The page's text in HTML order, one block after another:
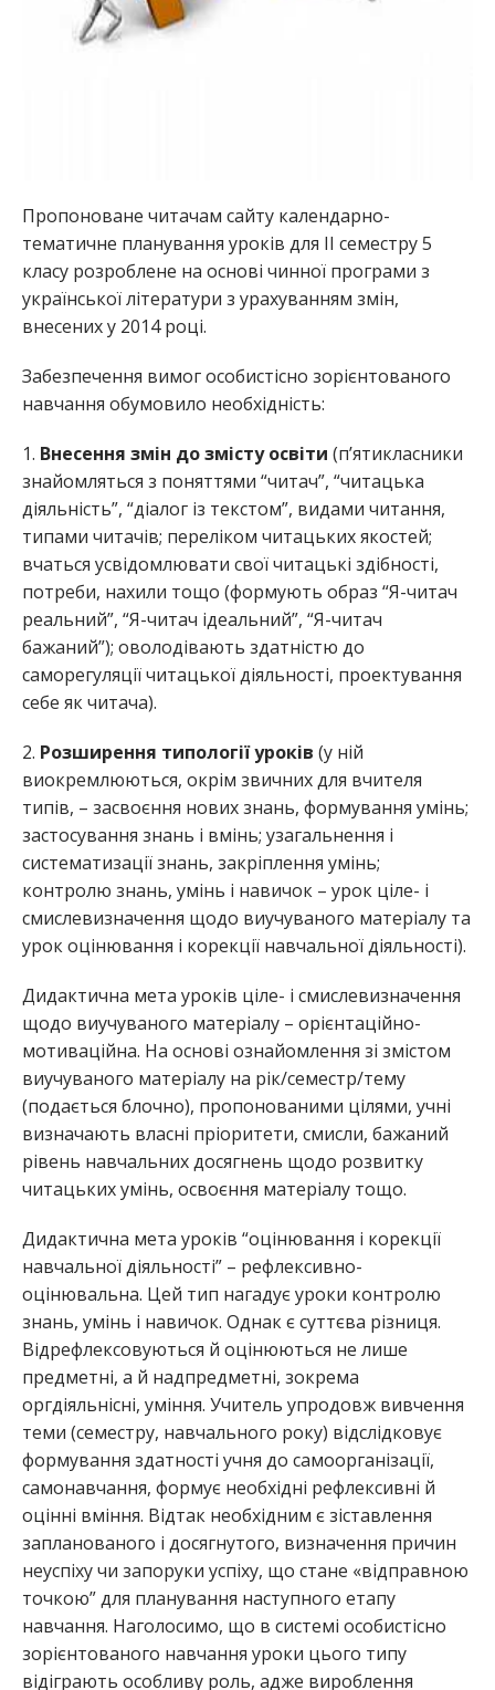
Пропоноване читачам сайту календарно-
тематичне планування уроків для ІІ семестру 5
класу розроблене на основі чинної програми з
української літератури з урахуванням змін,
внесених у 2014 році.
Забезпечення вимог особистісно зорієнтованого
навчання обумовило необхідність:
1. Внесення змін до змісту освіти (п’ятикласники
знайомляться з поняттями “читач”, “читацька
діяльність”, “діалог із текстом”, видами читання,
типами читачів; переліком читацьких якостей;
вчаться усвідомлювати свої читацькі здібності,
потреби, нахили тощо (формують образ “Я-читач
реальний”, “Я-читач ідеальний”, “Я-читач
бажаний”); оволодівають здатністю до
саморегуляції читацької діяльності, проектування
себе як читача).
2. Розширення типології уроків (у ній
виокремлюються, окрім звичних для вчителя
типів, – засвоєння нових знань, формування умінь;
застосування знань і вмінь; узагальнення і
систематизації знань, закріплення умінь;
контролю знань, умінь і навичок – урок ціле- і
смислевизначення щодо виучуваного матеріалу та
урок оцінювання і корекції навчальної діяльності).
Дидактична мета уроків ціле- і смислевизначення
щодо виучуваного матеріалу – орієнтаційно-
мотиваційна. На основі ознайомлення зі змістом
виучуваного матеріалу на рік/семестр/тему
(подається блочно), пропонованими цілями, учні
визначають власні пріоритети, смисли, бажаний
рівень навчальних досягнень щодо розвитку
читацьких умінь, освоєння матеріалу тощо.
Дидактична мета уроків “оцінювання і корекції
навчальної діяльності” – рефлексивно-
оцінювальна. Цей тип нагадує уроки контролю
знань, умінь і навичок. Однак є суттєва різниця.
Відрефлексовуються й оцінюються не лише
предметні, а й надпредметні, зокрема
оргдіяльнісні, уміння. Учитель упродовж вивчення
теми (семестру, навчального року) відслідковує
формування здатності учня до самоорганізації,
самонавчання, формує необхідні рефлексивні й
оцінні вміння. Відтак необхідним є зіставлення
запланованого і досягнутого, визначення причин
неуспіху чи запоруки успіху, що стане «відправною
точкою” для планування наступного етапу
навчання. Наголосимо, що в системі особистісно
зорієнтованого навчання уроки цього типу
відіграють особливу роль, адже вироблення